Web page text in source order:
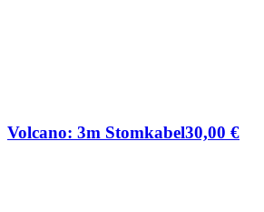
Volcano: 3m Stomkabel30,00 €